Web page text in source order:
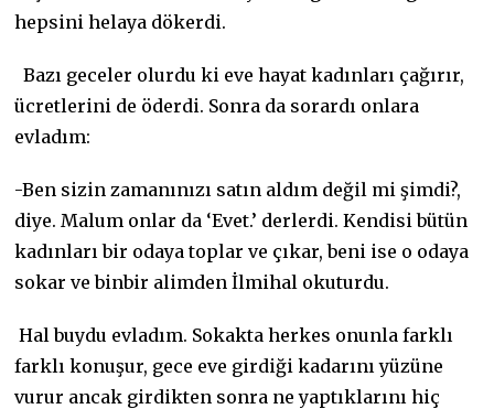
hepsini helaya dökerdi.
Bazı geceler olurdu ki eve hayat kadınları çağırır,
ücretlerini de öderdi. Sonra da sorardı onlara
evladım:
-Ben sizin zamanınızı satın aldım değil mi şimdi?,
diye. Malum onlar da ‘Evet.’ derlerdi. Kendisi bütün
kadınları bir odaya toplar ve çıkar, beni ise o odaya
sokar ve binbir alimden İlmihal okuturdu.
Hal buydu evladım. Sokakta herkes onunla farklı
farklı konuşur, gece eve girdiği kadarını yüzüne
vurur ancak girdikten sonra ne yaptıklarını hiç